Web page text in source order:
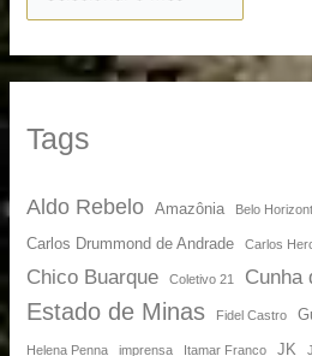
Tags
Aldo Rebelo Amazônia Belo
Carlos Drummond de Andrade Carlos
Chico Buarque Coletivo 21 Cunha
Estado de Minas Fidel Castro
Helena Penna imprensa Itamar Franco JK